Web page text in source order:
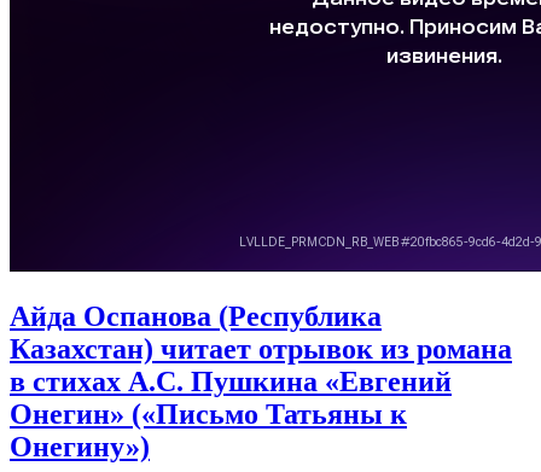
Айда Оспанова (Республика
Казахстан) читает отрывок из романа
в стихах А.С. Пушкина «Евгений
Онегин» («Письмо Татьяны к
Онегину»)